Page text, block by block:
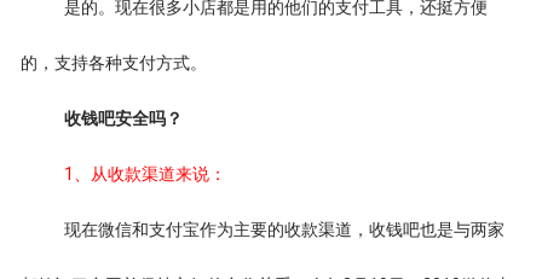
是的。现在很多小店都是用的他们的支付工具，还挺方便
的，支持各种支付方式。
收钱吧安全吗？
1、从收款渠道来说：
现在微信和支付宝作为主要的收款渠道，收钱吧也是与两家